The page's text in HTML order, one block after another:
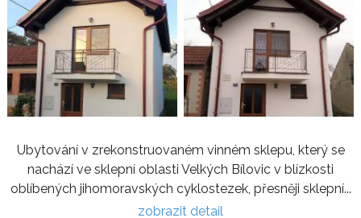
Ubytování v zrekonstruovaném vinném sklepu, který se
nachází ve sklepní oblasti Velkých Bílovic v blízkosti
oblíbených jihomoravských cyklostezek, přesněji sklepní...
zobrazit detail